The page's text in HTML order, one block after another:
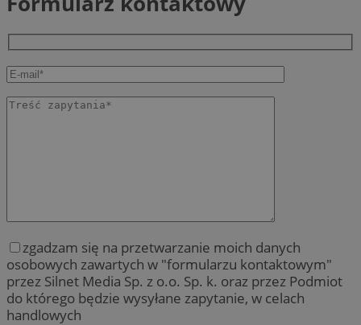
zgadzam się na przetwarzanie moich danych
osobowych zawartych w "formularzu kontaktowym"
przez Silnet Media Sp. z o.o. Sp. k. oraz przez Podmiot
do którego będzie wysyłane zapytanie, w celach
handlowych